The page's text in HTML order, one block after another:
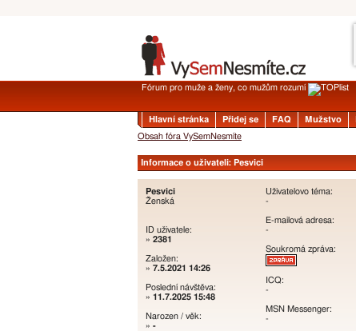
Fórum pro muže a ženy, co mužům rozumí
Hlavní stránka Přidej se FAQ Mužstvo
Obsah fóra VySemNesmíte
Informace o uživateli: Pesvici
Pesvici
Ženská
ID uživatele:
» 2381
Založen:
» 7.5.2021 14:26
Poslední návštěva:
» 11.7.2025 15:48
Narozen / věk:
» -
Uživatelovo téma:
-
E-mailová adresa:
-
Soukromá zpráva:
ICQ:
-
MSN Messenger:
-